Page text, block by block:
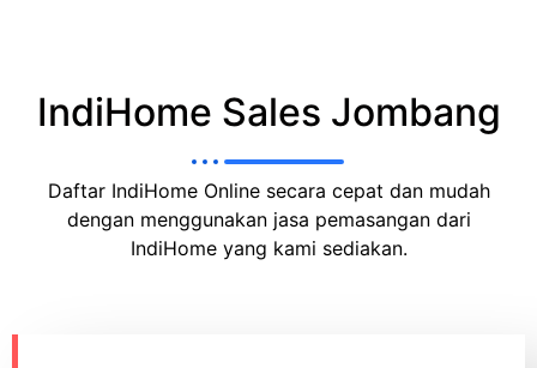
IndiHome Sales Jombang
Daftar IndiHome Online secara cepat dan mudah
dengan menggunakan jasa pemasangan dari
IndiHome yang kami sediakan.